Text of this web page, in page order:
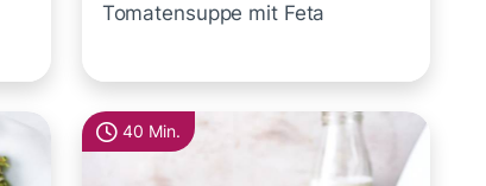
Tomatensuppe mit Feta
40 Min.